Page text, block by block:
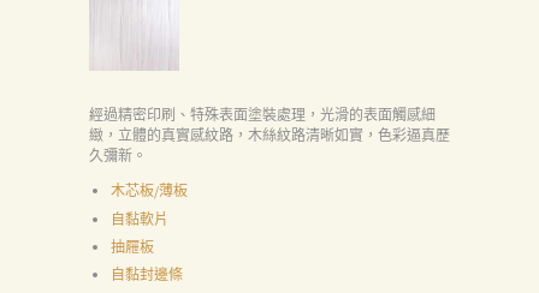
經過精密印刷、特殊表面塗裝處理，光滑的表面觸感細
緻，立體的真實感紋路，木絲紋路清晰如實，色彩逼真歷
久彌新。
木芯板/薄板
自黏軟片
抽屜板
自黏封邊條